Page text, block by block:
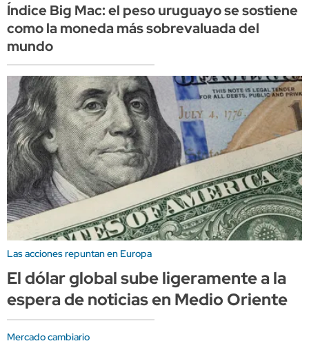
Índice Big Mac: el peso uruguayo se sostiene
como la moneda más sobrevaluada del
mundo
Las acciones repuntan en Europa
El dólar global sube ligeramente a la
espera de noticias en Medio Oriente
Mercado cambiario